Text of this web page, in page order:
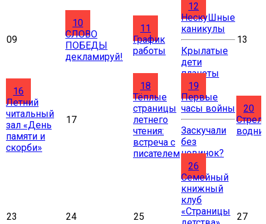
09
10
СЛОВО
ПОБЕДЫ
декламируй!
11
График
работы
12
НескуШные
каникулы
Крылатые
дети
планеты
13
16
Летний
читальный
зал «День
памяти и
скорби»
17
18
Тёплые
страницы
летнего
чтения:
встреча с
писателем
19
Первые
часы войны
Заскучали
без
новинок?
20
23 24 25
26
Cемейный
книжный
клуб
«Страницы
27